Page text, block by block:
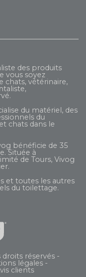
des produits
vous soyez
chats, vétérinaire,
du matériel, des
du
chats dans le
bénéficie de 35
Située à
de Tours, Vivog
.
et toutes les autres
du toilettage.
droits réservés -
légales-
clients